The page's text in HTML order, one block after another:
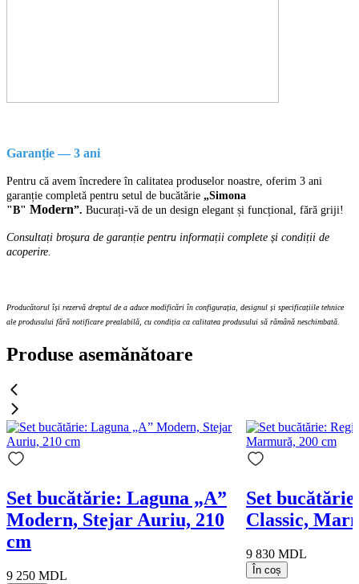
Garanție — 3 ani
Pentru că avem încredere în calitatea produselor noastre, oferim 3 ani
garanție completă pentru setul de bucătărie „Simona
"B" Modern”. Bucurați-vă de un design elegant și funcțional, fără griji!
Consultați broșura de garanție pentru informații complete și condiții de
acoperire.
Producătorul își rezervă dreptul de a aduce modificări în configurația, designul și specificațiile tehnice
ale produsului fără notificare prealabilă, cu condiția ca calitatea produsului să rămână neschimbată.
Produse asemănătoare
Set bucătărie: Laguna „A”
Modern, Stejar Auriu, 210
cm
9 250 MDL
Set
Classic,
9 830 MDL
În coș